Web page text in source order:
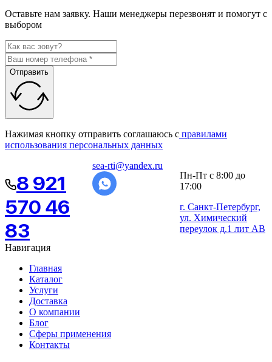
Оставьте нам заявку. Наши менеджеры перезвонят и помогут с
выбором
Отправить
Нажимая кнопку отправить соглашаюсь с правилами
использования персональных данных
8 921
570 46
83
sea-rti@yandex.ru
Пн-Пт с 8:00 до
17:00
г. Санкт-Петербург,
ул. Химический
переулок д.1 лит АВ
Навигация
Главная
Каталог
Услуги
Доставка
О компании
Блог
Сферы применения
Контакты